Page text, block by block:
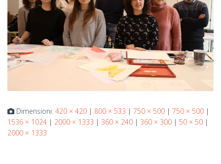
Dimensioni: 420 × 420 | 800 × 533 | 750 × 500 | 750 × 500 |
1536 × 1024 | 2000 × 1333 | 360 × 240 | 360 × 300 | 50 × 50 |
2000 × 1333